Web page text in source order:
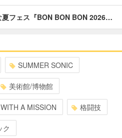
夏フェス『BON BON BON 2026…
SUMMER SONIC
美術館/博物館
A MISSION 格闘技
ク